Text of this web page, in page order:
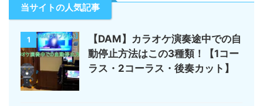
当サイトの人気記事
1
【DAM】カラオケ演奏途中での自
動停止方法はこの3種類！【1コー
ラス・2コーラス・後奏カット】